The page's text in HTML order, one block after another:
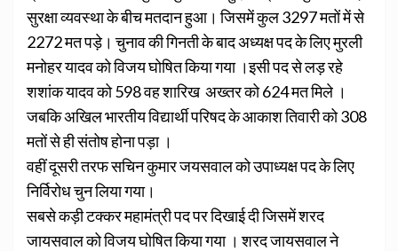
सुरक्षा व्यवस्था के बीच मतदान हुआ। जिसमें कुल 3297 मतों में से
2272 मत पड़े। चुनाव की गिनती के बाद अध्यक्ष पद के लिए मुरली
मनोहर यादव को विजय घोषित किया गया ।इसी पद से लड़ रहे
शशांक यादव को 598 वह शारिख अख्तर को 624 मत मिले ।
जबकि अखिल भारतीय विद्यार्थी परिषद के आकाश तिवारी को 308
मतों से ही संतोष होना पड़ा ।
वहीं दूसरी तरफ सचिन कुमार जयसवाल को उपाध्यक्ष पद के लिए
निर्विरोध चुन लिया गया।
सबसे कड़ी टक्कर महामंत्री पद पर दिखाई दी जिसमें शरद
जायसवाल को विजय घोषित किया गया । शरद जायसवाल ने